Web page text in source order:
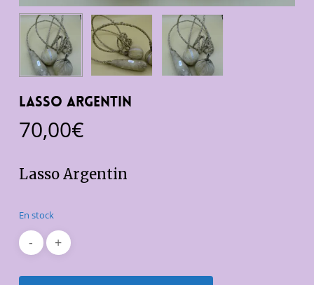
Lasso Argentin
70,00€
Lasso Argentin
En stock